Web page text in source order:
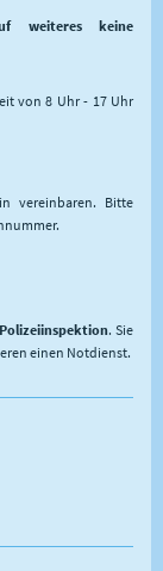
weiteres keine
von 8 Uhr - 17 Uhr
vereinbaren. Bitte
Polizeiinspektion. Sie
einen Notdienst.